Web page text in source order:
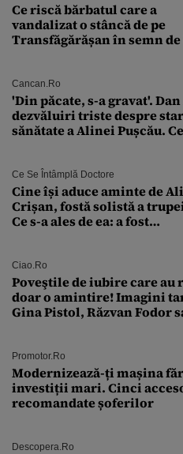
Ce riscă bărbatul care a
vandalizat o stâncă de pe
Transfăgărășan în semn
Cancan.ro
'Din păcate, s-a gravat'. Dan Alexa,
dezvăluiri triste despre
sănătate a Alinei Pușcău. Ce
Ce Se Întâmplă Doctore
Cine își aduce aminte de
Crișan, fostă solistă a
Ce s-a ales de ea: a fost
Ciao.ro
Poveştile de iubire care au
doar o amintire! Imagini
Gina Pistol, Răzvan Fodor
Promotor.ro
Modernizează-ți mașina
investiții mari. Cinci
recomandate șoferilor
Descopera.ro